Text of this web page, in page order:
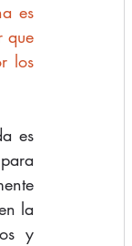
es
que
los
es
la
y